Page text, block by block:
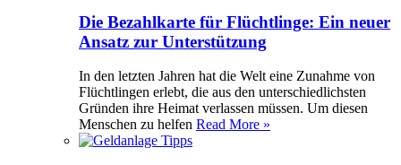
Die Bezahlkarte für Flüchtlinge: Ein neuer
Ansatz zur Unterstützung
In den letzten Jahren hat die Welt eine Zunahme von
Flüchtlingen erlebt, die aus den unterschiedlichsten
Gründen ihre Heimat verlassen müssen. Um diesen
Menschen zu helfen Read More »